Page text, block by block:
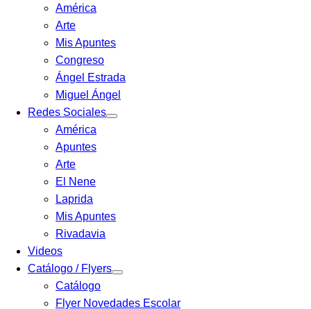
América
Arte
Mis Apuntes
Congreso
Ángel Estrada
Miguel Ángel
Redes Sociales
América
Apuntes
Arte
El Nene
Laprida
Mis Apuntes
Rivadavia
Videos
Catálogo / Flyers
Catálogo
Flyer Novedades Escolar